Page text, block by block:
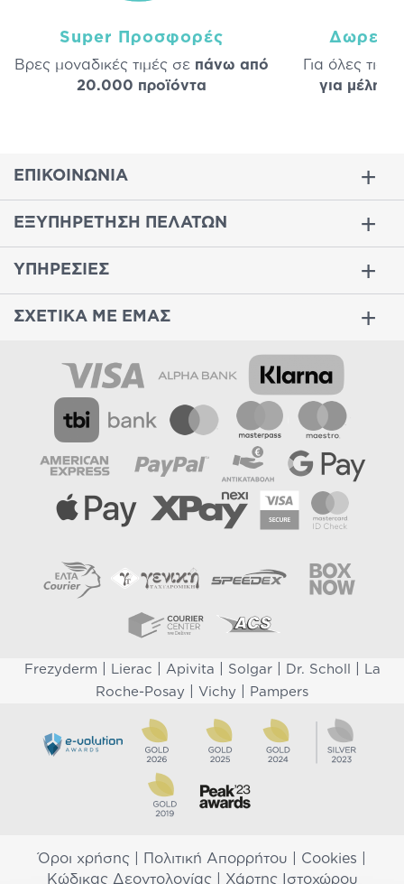
Super Προσφορές
Βρες μοναδικές τιμές σε πάνω από
20.000 προϊόντα
Δωρεάν
Για όλες τις
για μέλη
ΕΠΙΚΟΙΝΩΝΙΑ
ΕΞΥΠΗΡΕΤΗΣΗ ΠΕΛΑΤΩΝ
ΥΠΗΡΕΣΙΕΣ
ΣΧΕΤΙΚΑ ΜΕ ΕΜΑΣ
Frezyderm Lierac Apivita Solgar| Dr. Scholl
La
Roche-Posay
Vichy Pampers
Όροι χρήσης Πολιτική Απορρήτου Cookies
Κώδικας Δεοντολογίας| Χάρτης Ιστοχώρου